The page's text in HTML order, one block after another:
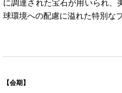
に調達された宝石が用いられ、
球環境への配慮に溢れた特別な
【会期】